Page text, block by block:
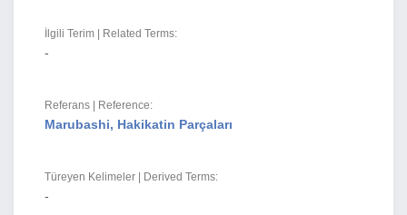
İlgili Terim | Related Terms:
-
Referans | Reference:
Marubashi, Hakikatin Parçaları
Türeyen Kelimeler | Derived Terms:
-